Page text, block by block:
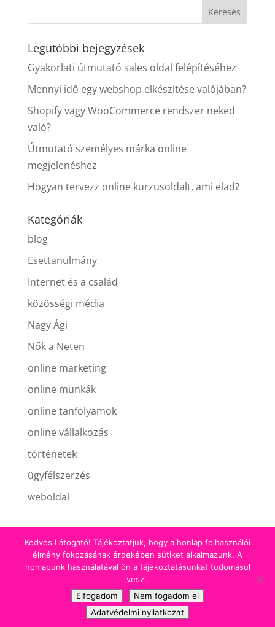
Legutóbbi bejegyzések
Gyakorlati útmutató sales oldal felépítéséhez
Mennyi idő egy webshop elkészítése valójában?
Shopify vagy WooCommerce rendszer neked
való?
Útmutató személyes márka online
megjelenéshez
Hogyan tervezz online kurzusoldalt, ami elad?
Kategóriák
blog
Esettanulmány
Internet és a család
közösségi média
Nagy Ági
Nők a Neten
online marketing
online munkák
online tanfolyamok
online vállalkozás
történetek
ügyfélszerzés
weboldal
Minden jog fenntartva! | 2018-2026 Kell egy
Honlap! Nagy Ágnes - weblapfejlesztő |
Webdesign:kellegyhonlap.hu
Kedves Látogató! Tájékoztatjuk, hogy a honlap felhasználói
élmény fokozásának érdekében sütiket alkalmazunk. A
honlapunk használatával ön a tájékoztatásunkat tudomásul
veszi.
Elfogadom
Nem fogadom el
Adatvédelmi nyilatkozat